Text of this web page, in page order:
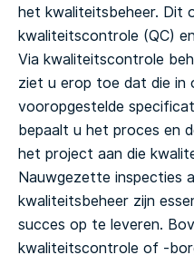
het kwaliteitsbeheer. Dit
kwaliteitscontrole (QC)
Via kwaliteitscontrole
ziet u erop toe dat die in
vooropgestelde
bepaalt u het proces en
het project aan die
Nauwgezette inspecties
kwaliteitsbeheer zijn
succes op te leveren.
kwaliteitscontrole of -